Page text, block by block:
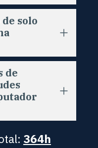
solo
de
364h